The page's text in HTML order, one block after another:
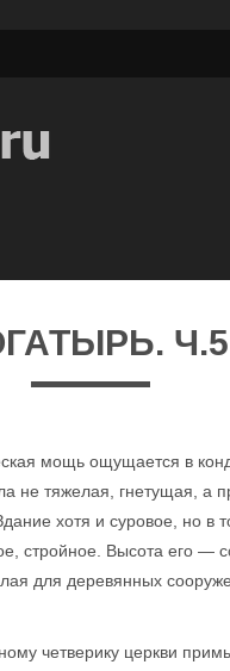
Ч.5
мощь ощущается в
не тяжелая, гнетущая, а
хотя и суровое, но в
стройное. Высота его —
для деревянных
четверику церкви